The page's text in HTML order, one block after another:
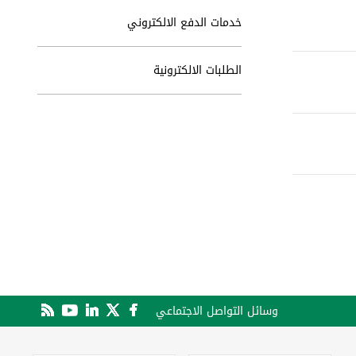
خدمات الدفع الالكتروني
الطلبات الالكترونية
وسائل التواصل الاجتماعي